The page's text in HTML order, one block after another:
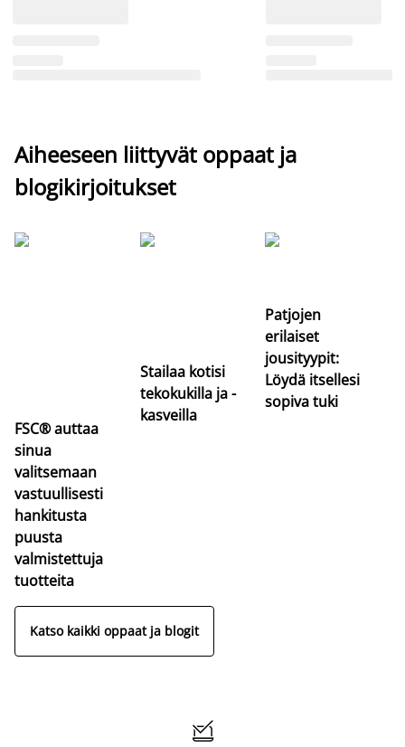
Aiheeseen liittyvät oppaat ja
blogikirjoitukset
FSC® auttaa
sinua
valitsemaan
vastuullisesti
hankitusta
puusta
valmistettuja
tuotteita
Stailaa kotisi
tekokukilla ja -
kasveilla
Patjojen
erilaiset
jousityypit:
Löydä itsellesi
sopiva tuki
Katso kaikki oppaat ja blogit
